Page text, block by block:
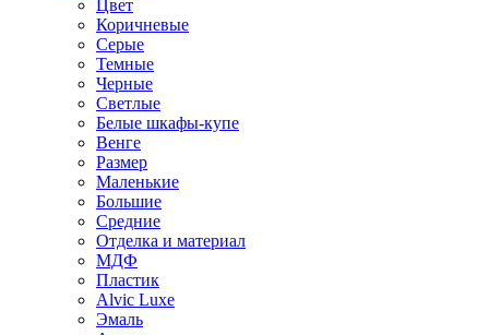
Цвет
Коричневые
Серые
Темные
Черные
Светлые
Белые шкафы-купе
Венге
Размер
Маленькие
Большие
Средние
Отделка и материал
МДФ
Пластик
Alvic Luxe
Эмаль